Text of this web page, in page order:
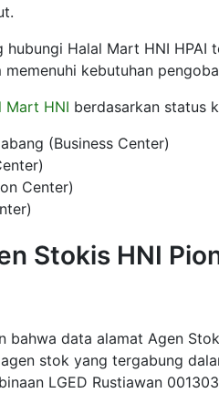
hubungi Halal Mart HNI
memenuhi kebutuhan
Mart HNI berdasarkan status
(Business Center)
Center)
Stokis HNI
bahwa data alamat Agen
stok yang tergabung
LGED Rustiawan